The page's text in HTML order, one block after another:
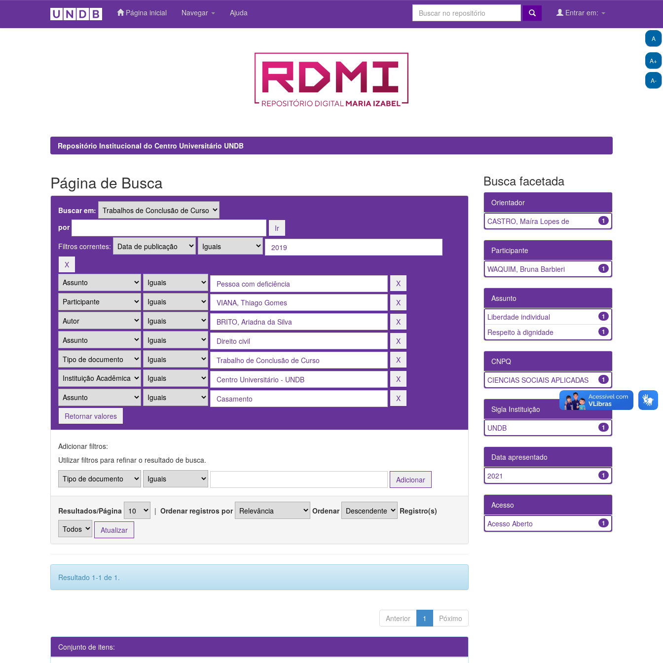
Página inicial Navegar Ajuda Entrar em:
A+
A-
A
Repositório Institucional do Centro Universitário UNDB
Página de Busca
Buscar em:
por
Filtros correntes:
Retornar valores
Adicionar filtros:
Utilizar filtros para refinar o resultado de busca.
Resultados/Página | Ordenar registros por Ordenar Registro(s)
Resultado 1-1 de 1.
Anterior 1 Póximo
Conjunto de itens:
Busca facetada
Orientador
1
CASTRO, Maíra Lopes de
Participante
1
WAQUIM, Bruna Barbieri
Assunto
1
Liberdade individual
1
Respeito à dignidade
CNPQ
1
CIENCIAS SOCIAIS APLICADAS
Sigla Instituição
1
UNDB
Data apresentado
1
2021
Acesso
1
Acesso Aberto